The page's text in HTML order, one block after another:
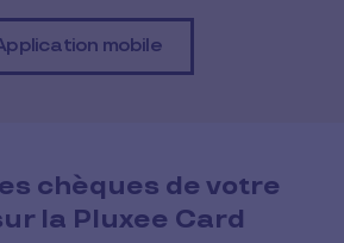
mobile
chèques de votre
la Pluxee Card